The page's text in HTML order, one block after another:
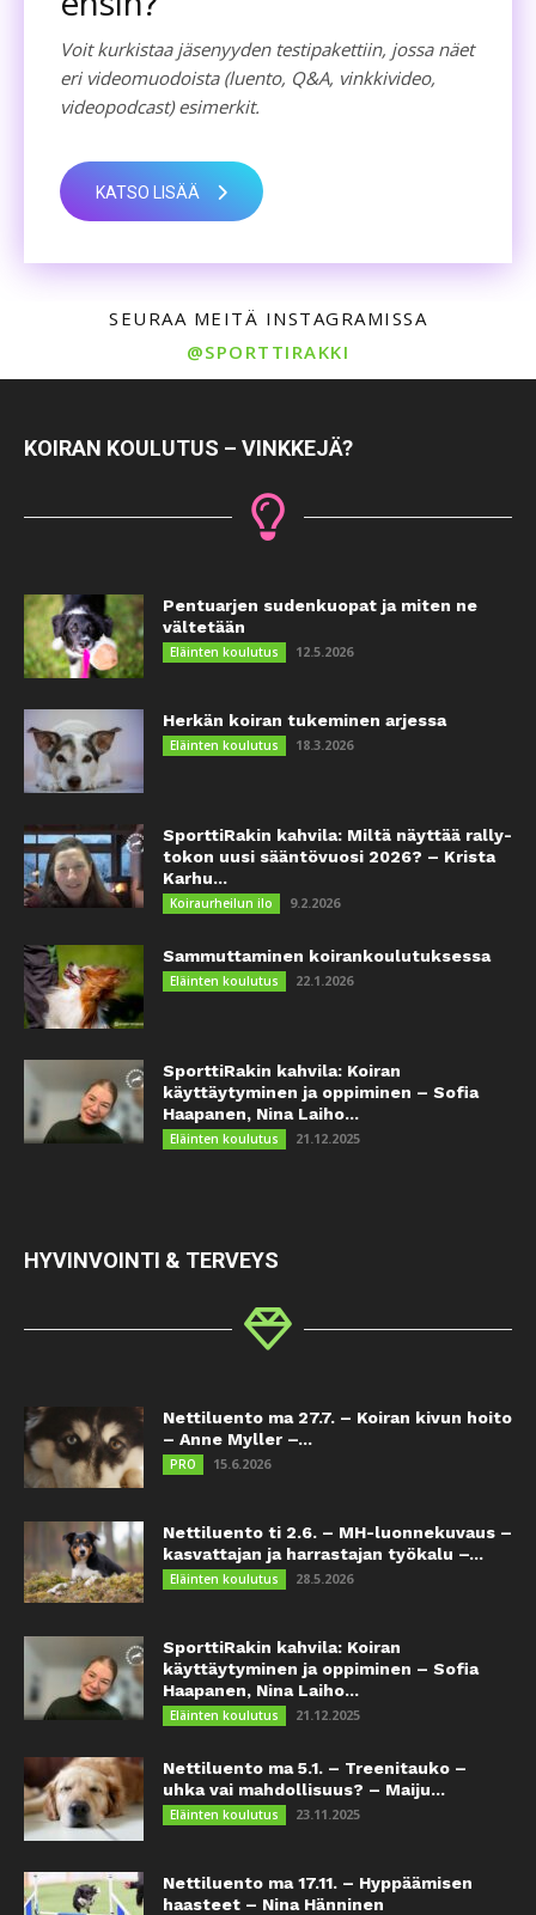
Voit kurkistaa jäsenyyden testipakettiin, jossa näet
eri videomuodoista (luento, Q&A, vinkkivideo,
videopodcast) esimerkit.
KATSO LISÄÄ
SEURAA MEITÄ INSTAGRAMISSA
@SPORTTIRAKKI
KOIRAN KOULUTUS – VINKKEJÄ?
Pentuarjen sudenkuopat ja miten ne
vältetään
Eläinten koulutus 12.5.2026
Herkän koiran tukeminen arjessa
Eläinten koulutus 18.3.2026
SporttiRakin kahvila: Miltä näyttää rally-
tokon uusi sääntövuosi 2026? – Krista
Karhu...
Koiraurheilun ilo 9.2.2026
Sammuttaminen koirankoulutuksessa
Eläinten koulutus 22.1.2026
SporttiRakin kahvila: Koiran
käyttäytyminen ja oppiminen – Sofia
Haapanen, Nina Laiho...
Eläinten koulutus 21.12.2025
HYVINVOINTI & TERVEYS
Nettiluento ma 27.7. – Koiran kivun hoito
– Anne Myller –...
PRO 15.6.2026
Nettiluento ti 2.6. – MH-luonnekuvaus –
kasvattajan ja harrastajan työkalu –...
Eläinten koulutus 28.5.2026
SporttiRakin kahvila: Koiran
käyttäytyminen ja oppiminen – Sofia
Haapanen, Nina Laiho...
Eläinten koulutus 21.12.2025
Nettiluento ma 5.1. – Treenitauko –
uhka vai mahdollisuus? – Maiju...
Eläinten koulutus 23.11.2025
Nettiluento ma 17.11. – Hyppäämisen
haasteet – Nina Hänninen